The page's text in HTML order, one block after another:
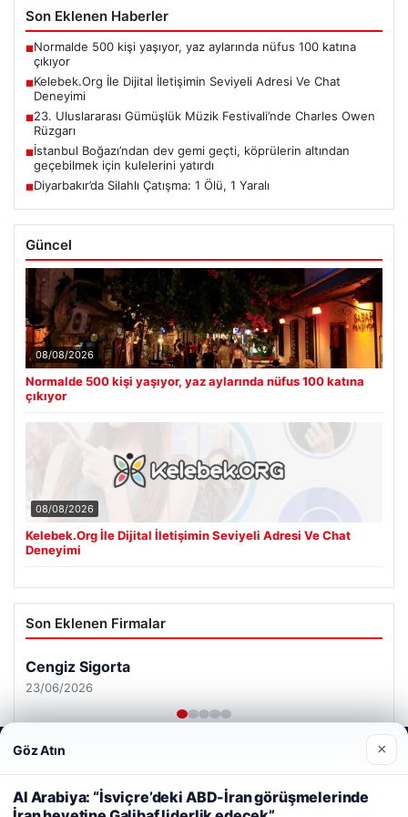
Son Eklenen Haberler
■Normalde 500 kişi yaşıyor, yaz aylarında nüfus 100 katına
çıkıyor
■Kelebek.Org İle Dijital İletişimin Seviyeli Adresi Ve Chat
Deneyimi
■23. Uluslararası Gümüşlük Müzik Festivali’nde Charles Owen
Rüzgarı
■İstanbul Boğazı’ndan dev gemi geçti, köprülerin altından
geçebilmek için kulelerini yatırdı
■Diyarbakır’da Silahlı Çatışma: 1 Ölü, 1 Yaralı
Güncel
08/08/2026
Normalde 500 kişi yaşıyor, yaz aylarında nüfus 100 katına
çıkıyor
08/08/2026
Kelebek.Org İle Dijital İletişimin Seviyeli Adresi Ve Chat
Deneyimi
Son Eklenen Firmalar
Cengiz Sigorta
23/06/2026
Web sitemizi nasıl kullandığınızı daha iyi anlayabilmek,
deneyiminizi kişiselleştirmek ve geliştirmek amacıyla çerezler
kullanıyoruz. Çerez Politikamız
Göz Atın ×
Al Arabiya: “İsviçre’deki ABD-İran görüşmelerinde